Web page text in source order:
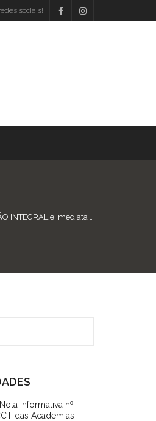
sociais!
INTEGRAL e imediata …
Informativa nº
das Academias